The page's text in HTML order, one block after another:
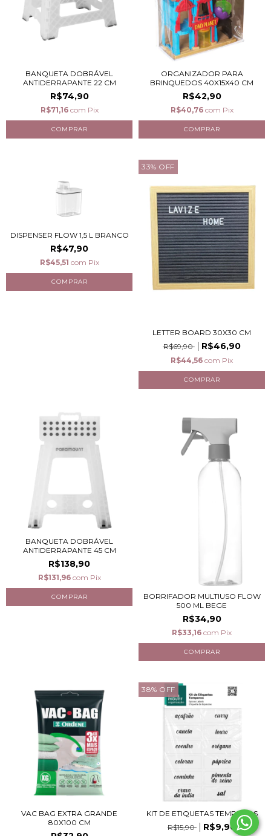
BANQUETA DOBRÁVEL
ANTIDERRAPANTE 22 CM
R$74,90
R$71,16 com Pix
ORGANIZADOR PARA
BRINQUEDOS 40X15X40 CM
R$42,90
R$40,76 com Pix
DISPENSER FLOW 1,5 L BRANCO
R$47,90
R$45,51 com Pix
33% OFF
LETTER BOARD 30X30 CM
R$69,90
R$46,90
R$44,56 com Pix
BANQUETA DOBRÁVEL
ANTIDERRAPANTE 45 CM
R$138,90
R$131,96 com Pix
BORRIFADOR MULTIUSO FLOW
500 ML BEGE
R$34,90
R$33,16 com Pix
VAC BAG EXTRA GRANDE
80X100 CM
38% OFF
KIT DE ETIQUETAS TEMPEROS
R$15,90
R$9,90